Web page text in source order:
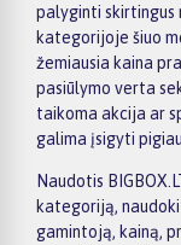
palyginti skirtingus
kategorijoje šiuo
žemiausia kaina
pasiūlymo verta
taikoma akcija ar
galima įsigyti pigiau.
Naudotis
kategoriją,
gamintoją, kainą,